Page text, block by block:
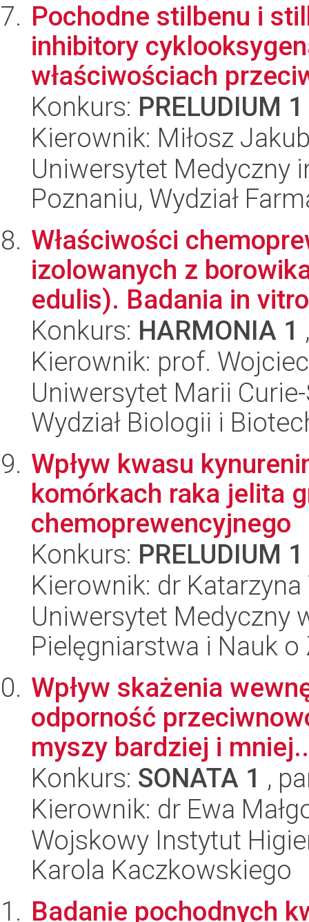
Pochodne stilbenu i
inhibitory
właściwościach
Konkurs: PRELUDIUM 1
Kierownik: Miłosz
Uniwersytet Medyczny
Poznaniu, Wydział
Właściwości
izolowanych z
edulis). Badania in
Konkurs: HARMONIA 1
Kierownik: prof.
Uniwersytet Marii
Wydział Biologii i
Wpływ kwasu
komórkach raka jelita
chemoprewencyjnego
Konkurs: PRELUDIUM 1
Kierownik: dr Katarzyna
Uniwersytet Medyczny
Pielęgniarstwa i Nauk
Wpływ skażenia
odporność
myszy bardziej i
Konkurs: SONATA 1 ,
Kierownik: dr Ewa
Wojskowy Instytut
Karola Kaczkowskiego
Badanie pochodnych